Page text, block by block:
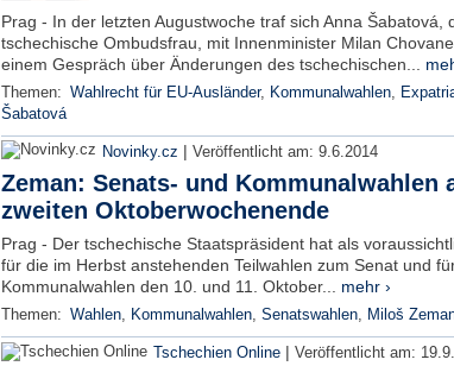
Prag - In der letzten Augustwoche traf sich Anna Šabatová,
tschechische Ombudsfrau, mit Innenminister Milan
einem Gespräch über Änderungen des tschechischen...
Themen: Wahlrecht für EU-Ausländer, Kommunalwahlen,
Šabatová
Novinky.cz | Veröffentlicht am: 9.6.2014
Zeman: Senats- und Kommunalwahlen
zweiten Oktoberwochenende
Prag - Der tschechische Staatspräsident hat als
für die im Herbst anstehenden Teilwahlen zum Senat und
Kommunalwahlen den 10. und 11. Oktober... mehr ›
Themen: Wahlen, Kommunalwahlen, Senatswahlen, Miloš
Tschechien Online | Veröffentlicht am: